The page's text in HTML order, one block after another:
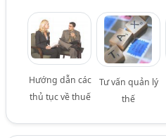
Hướng dẫn các
thủ tục về thuế
Tư vấn quản lý
thế